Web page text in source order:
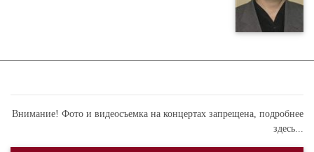
Внимание! Фото и видеосъемка на концертах запрещена, подробнее
здесь...